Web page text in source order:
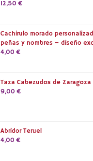
12,50 €
Cachirulo morado
peñas y nombres – diseño
4,00 €
Taza Cabezudos de
9,00 €
Abridor Teruel
4,00 €